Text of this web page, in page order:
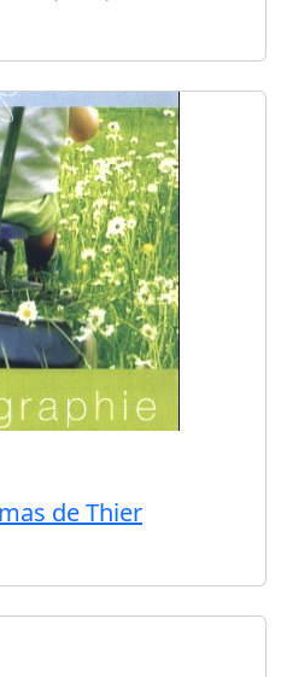
de Thier